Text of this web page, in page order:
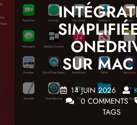
SUR
14 JUIN 2026
0 COMMENTS
TAGS